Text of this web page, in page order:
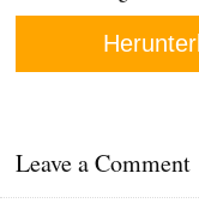
Leave a Comment